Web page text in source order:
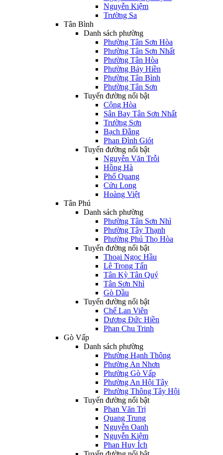
Nguyễn Kiệm
Trường Sa
Tân Bình
Danh sách phường
Phường Tân Sơn Hòa
Phường Tân Sơn Nhất
Phường Tân Hòa
Phường Bảy Hiền
Phường Tân Bình
Phường Tân Sơn
Tuyến đường nổi bật
Cộng Hòa
Sân Bay Tân Sơn Nhất
Trường Sơn
Bạch Đằng
Phan Đình Giót
Tuyến đường nổi bật
Nguyễn Văn Trỗi
Hồng Hà
Phổ Quang
Cửu Long
Hoàng Việt
Tân Phú
Danh sách phường
Phường Tân Sơn Nhì
Phường Tây Thạnh
Phường Phú Thọ Hòa
Tuyến đường nổi bật
Thoại Ngọc Hầu
Lê Trọng Tấn
Tân Kỳ Tân Quý
Tân Sơn Nhì
Gò Dầu
Tuyến đường nổi bật
Chế Lan Viên
Dương Đức Hiền
Phan Chu Trinh
Gò Vấp
Danh sách phường
Phường Hạnh Thông
Phường An Nhơn
Phường Gò Vấp
Phường An Hội Tây
Phường Thông Tây Hội
Tuyến đường nổi bật
Phan Văn Trị
Quang Trung
Nguyễn Oanh
Nguyễn Kiệm
Phan Huy Ích